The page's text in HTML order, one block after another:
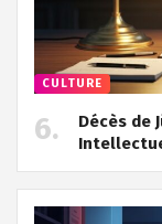
CULTURE
Décès de